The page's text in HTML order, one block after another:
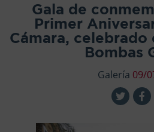
Gala de
Primer
Cámara, celebrado
Bombas
Galería 09/